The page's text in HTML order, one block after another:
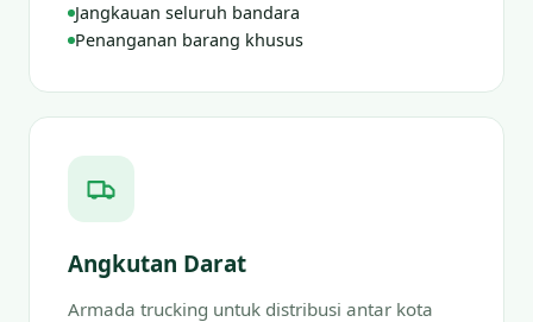
Jangkauan seluruh bandara
Penanganan barang khusus
Angkutan Darat
Armada trucking untuk distribusi antar kota